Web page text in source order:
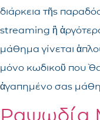
διάρκεια τῆς
streaming ἢ
μάθημα γίνεται
μόνο κωδικοῦ ποὺ
ἀγαπημένο σας
Ραψωδία